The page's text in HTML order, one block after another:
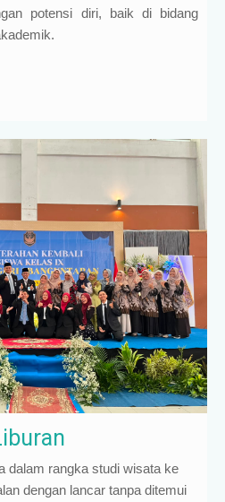
potensi diri, baik di bidang
dalam rangka studi wisata ke
dengan lancar tanpa ditemui